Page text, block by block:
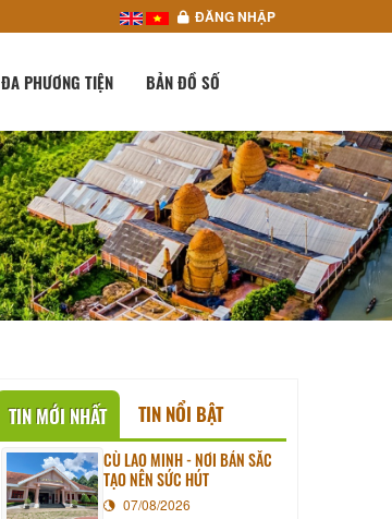
ĐĂNG NHẬP
ĐA PHƯƠNG TIỆN BẢN ĐỒ SỐ
TIN MỚI NHẤT TIN NỔI BẬT
CÙ LAO MINH - NƠI BẢN SẮC
TẠO NÊN SỨC HÚT
07/08/2026